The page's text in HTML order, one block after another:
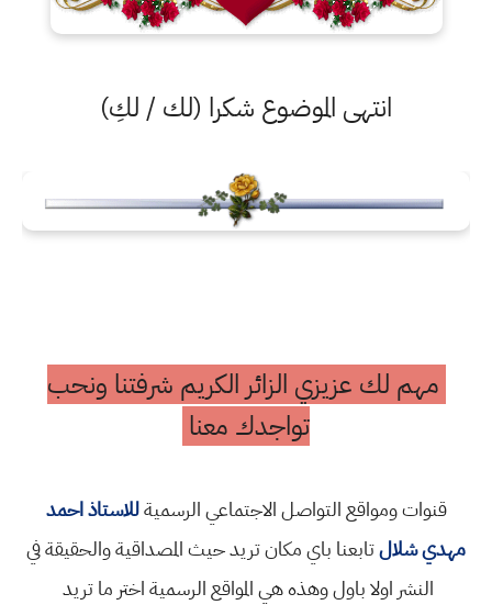
انتهى الموضوع شكرا (لك / لكِ)
مهم لك عزيزي الزائر الكريم شرفتنا ونحب
تواجدك معنا
قنوات ومواقع التواصل الاجتماعي الرسميةللاستاذ احمد
مهدي شلالتابعنا باي مكان تريد حيث المصداقية والحقيقة في
النشر اولا باول وهذه هي المواقع الرسمية اختر ما تريد